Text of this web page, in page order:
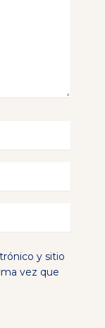
y sitio
vez que